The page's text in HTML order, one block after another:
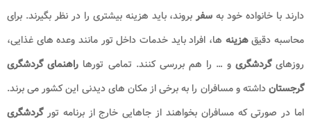
دارند با خانواده خود به سفربروند، باید هزینه بیشتری را در نظر بگیرند. برای
محاسبه دقیقهزینه ها، افراد باید خدمات داخل تور مانند وعده های غذایی،
روزهایگردشگری و … را هم بررسی کنند. تمامی تورها راهنمای گردشگری
گرجستانداشته و مسافران را به برخی از مکان های دیدنی این کشور می برند.
اما در صورتی که مسافران بخواهند از جاهایی خارج از برنامه تورگردشگری